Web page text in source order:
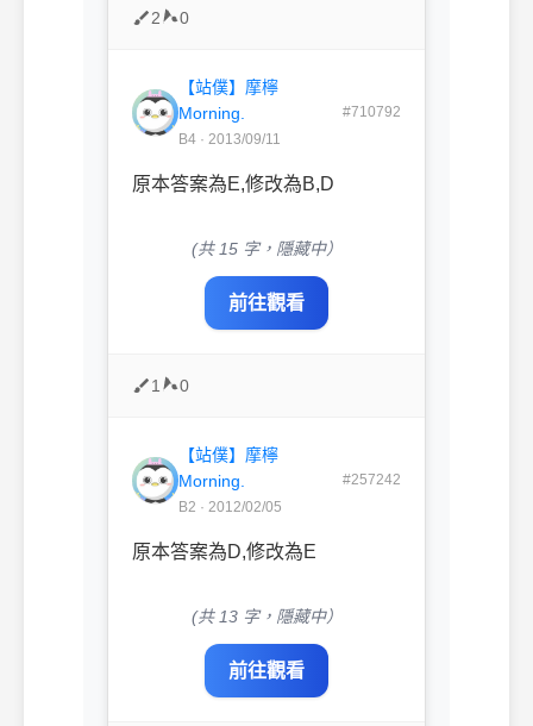
2 0
【站僕】摩檸
Morning.
B4 · 2013/09/11
#710792
原本答案為E,修改為B,D
(共 15 字，隱藏中）
前往觀看
1 0
【站僕】摩檸
Morning.
B2 · 2012/02/05
#257242
原本答案為D,修改為E
(共 13 字，隱藏中）
前往觀看